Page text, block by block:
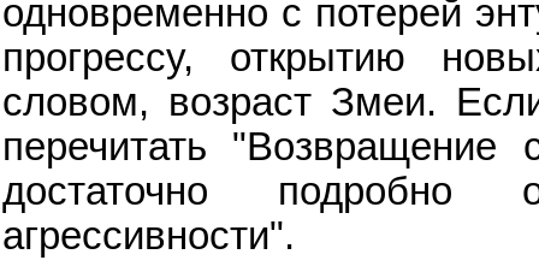
одновременно с потерей
прогрессу, открытию
словом, возраст Змеи.
перечитать
достаточно подробно
агрессивности".